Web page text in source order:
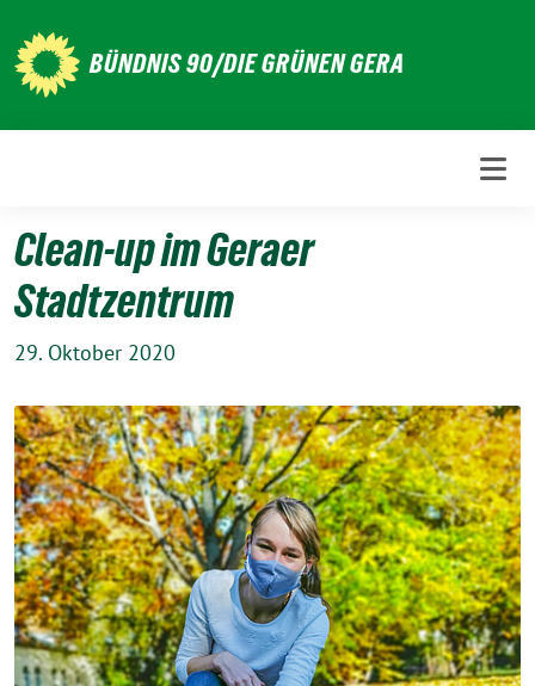
zum
Inhalt
BÜNDNIS 90/DIE GRÜNEN GERA
Clean-up im Geraer
Stadtzentrum
29. Oktober 2020